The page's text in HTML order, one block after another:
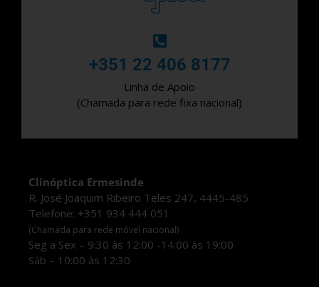
‎+351 22 406 8177
Linha de Apoio
(Chamada para rede fixa nacional)
Clinóptica Ermesinde
R. José Joaquim Ribeiro Teles 247, 4445-485
Telefone: +351 934 444 051
(Chamada para rede móvel nacional)
Seg a Sex – 9:30 às 12:00 -14:00 às 19:00
Sáb – 10:00 às 12:30